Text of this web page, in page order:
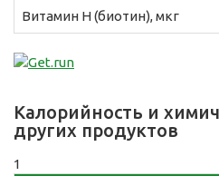
Витамин H (биотин), мкг
Калорийность и
других продуктов
1